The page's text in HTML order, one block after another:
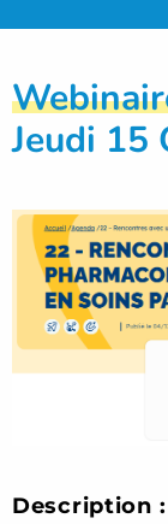
Jeudi 15
Description :